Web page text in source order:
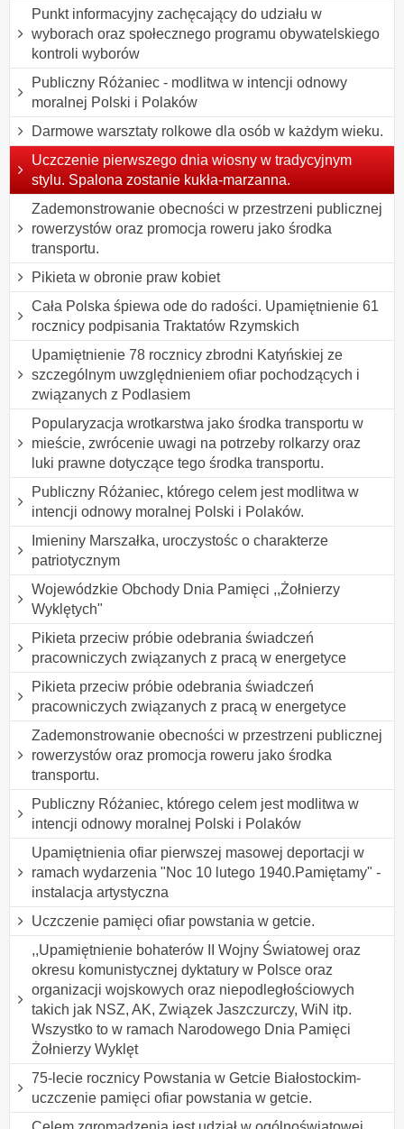
Punkt informacyjny zachęcający do udziału w
wyborach oraz społecznego programu obywatelskiego
kontroli wyborów
Publiczny Różaniec - modlitwa w intencji odnowy
moralnej Polski i Polaków
Darmowe warsztaty rolkowe dla osób w każdym wieku.
Uczczenie pierwszego dnia wiosny w tradycyjnym
stylu. Spalona zostanie kukła-marzanna.
Zademonstrowanie obecności w przestrzeni publicznej
rowerzystów oraz promocja roweru jako środka
transportu.
Pikieta w obronie praw kobiet
Cała Polska śpiewa ode do radości. Upamiętnienie 61
rocznicy podpisania Traktatów Rzymskich
Upamiętnienie 78 rocznicy zbrodni Katyńskiej ze
szczególnym uwzględnieniem ofiar pochodzących i
związanych z Podlasiem
Popularyzacja wrotkarstwa jako środka transportu w
mieście, zwrócenie uwagi na potrzeby rolkarzy oraz
luki prawne dotyczące tego środka transportu.
Publiczny Różaniec, którego celem jest modlitwa w
intencji odnowy moralnej Polski i Polaków.
Imieniny Marszałka, uroczystośc o charakterze
patriotycznym
Wojewódzkie Obchody Dnia Pamięci ,,Żołnierzy
Wyklętych"
Pikieta przeciw próbie odebrania świadczeń
pracowniczych związanych z pracą w energetyce
Pikieta przeciw próbie odebrania świadczeń
pracowniczych związanych z pracą w energetyce
Zademonstrowanie obecności w przestrzeni publicznej
rowerzystów oraz promocja roweru jako środka
transportu.
Publiczny Różaniec, którego celem jest modlitwa w
intencji odnowy moralnej Polski i Polaków
Upamiętnienia ofiar pierwszej masowej deportacji w
ramach wydarzenia "Noc 10 lutego 1940.Pamiętamy" -
instalacja artystyczna
Uczczenie pamięci ofiar powstania w getcie.
,,Upamiętnienie bohaterów II Wojny Światowej oraz
okresu komunistycznej dyktatury w Polsce oraz
organizacji wojskowych oraz niepodległościowych
takich jak NSZ, AK, Związek Jaszczurczy, WiN itp.
Wszystko to w ramach Narodowego Dnia Pamięci
Żołnierzy Wyklęt
75-lecie rocznicy Powstania w Getcie Białostockim-
uczczenie pamięci ofiar powstania w getcie.